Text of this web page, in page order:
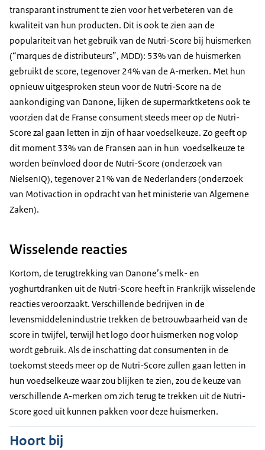
transparant instrument te zien voor het verbeteren van de
kwaliteit van hun producten. Dit is ook te zien aan de
populariteit van het gebruik van de Nutri-Score bij huismerken
(“marques de distributeurs”, MDD): 53% van de huismerken
gebruikt de score, tegenover 24% van de A-merken. Met hun
opnieuw uitgesproken steun voor de Nutri-Score na de
aankondiging van Danone, lijken de supermarktketens ook te
voorzien dat de Franse consument steeds meer op de Nutri-
Score zal gaan letten in zijn of haar voedselkeuze. Zo geeft op
dit moment 33% van de Fransen aan in hun voedselkeuze te
worden beïnvloed door de Nutri-Score (onderzoek van
NielsenIQ), tegenover 21% van de Nederlanders (onderzoek
van Motivaction in opdracht van het ministerie van Algemene
Zaken).
Wisselende reacties
Kortom, de terugtrekking van Danone’s melk- en
yoghurtdranken uit de Nutri-Score heeft in Frankrijk wisselende
reacties veroorzaakt. Verschillende bedrijven in de
levensmiddelenindustrie trekken de betrouwbaarheid van de
score in twijfel, terwijl het logo door huismerken nog volop
wordt gebruik. Als de inschatting dat consumenten in de
toekomst steeds meer op de Nutri-Score zullen gaan letten in
hun voedselkeuze waar zou blijken te zien, zou de keuze van
verschillende A-merken om zich terug te trekken uit de Nutri-
Score goed uit kunnen pakken voor deze huismerken.
Hoort bij